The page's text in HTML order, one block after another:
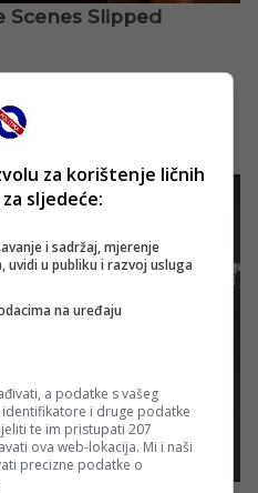
za korištenje ličnih
sljedeće:
i sadržaj, mjerenje
uvidi u publiku i razvoj usluga
na uređaju
a podatke s vašeg
i druge podatke
te im pristupati 207
ova web-lokacija. Mi i naši
precizne podatke o